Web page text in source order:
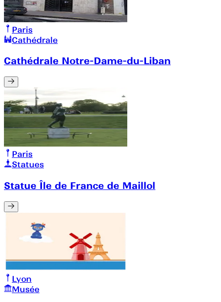
Paris
Cathédrale
Cathédrale Notre-Dame-du-Liban
Paris
Statues
Statue Île de France de Maillol
Lyon
Musée